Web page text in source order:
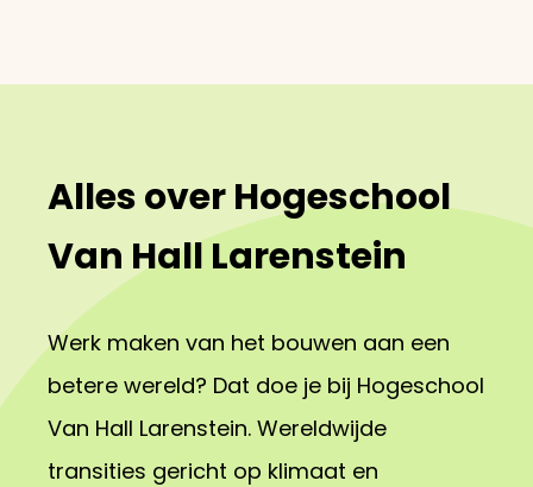
Alles over Hogeschool
Van Hall Larenstein
Werk maken van het bouwen aan een
betere wereld? Dat doe je bij Hogeschool
Van Hall Larenstein. Wereldwijde
transities gericht op klimaat en